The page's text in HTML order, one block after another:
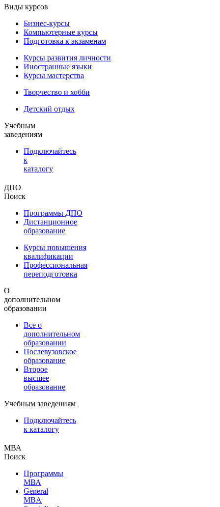
Виды курсов
Бизнес-курсы
Компьютерные курсы
Подготовка к экзаменам
Курсы развития личности
Иностранные языки
Курсы мастерства
Творчество и хобби
Детский отдых
Учебным
заведениям
Подключайтесь
к
каталогу
ДПО
Поиск
Программы ДПО
Дистанционное
образование
Курсы повышения
квалификации
Профессиональная
переподготовка
О
дополнительном
образовании
Все о
дополнительном
образовании
Послевузовское
образование
Второе
высшее
образование
Учебным заведениям
Подключайтесь
к каталогу
МВА
Поиск
Программы
МВА
General
MBA